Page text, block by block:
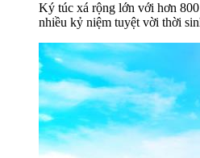
Ký túc xá rộng lớn với hơn
nhiều kỷ niệm tuyệt vời thời